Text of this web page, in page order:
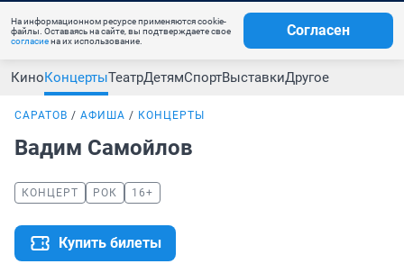
На информационном ресурсе применяются cookie-
файлы. Оставаясь на сайте, вы подтверждаете свое
согласиена их использование.
Согласен
КиноКонцертыТеатрДетямСпортВыставкиДругое
САРАТОВ АФИША КОНЦЕРТЫ
Вадим Самойлов
КОНЦЕРТ РОК 16+
Купить билеты